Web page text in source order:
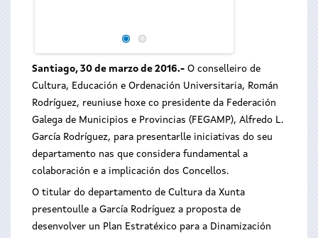
Santiago, 30 de marzo de 2016.- O conselleiro de
Cultura, Educación e Ordenación Universitaria, Román
Rodríguez, reuniuse hoxe co presidente da Federación
Galega de Municipios e Provincias (FEGAMP), Alfredo L.
García Rodríguez, para presentarlle iniciativas do seu
departamento nas que considera fundamental a
colaboración e a implicación dos Concellos.
O titular do departamento de Cultura da Xunta
presentoulle a García Rodríguez a proposta de
desenvolver un Plan Estratéxico para a Dinamización